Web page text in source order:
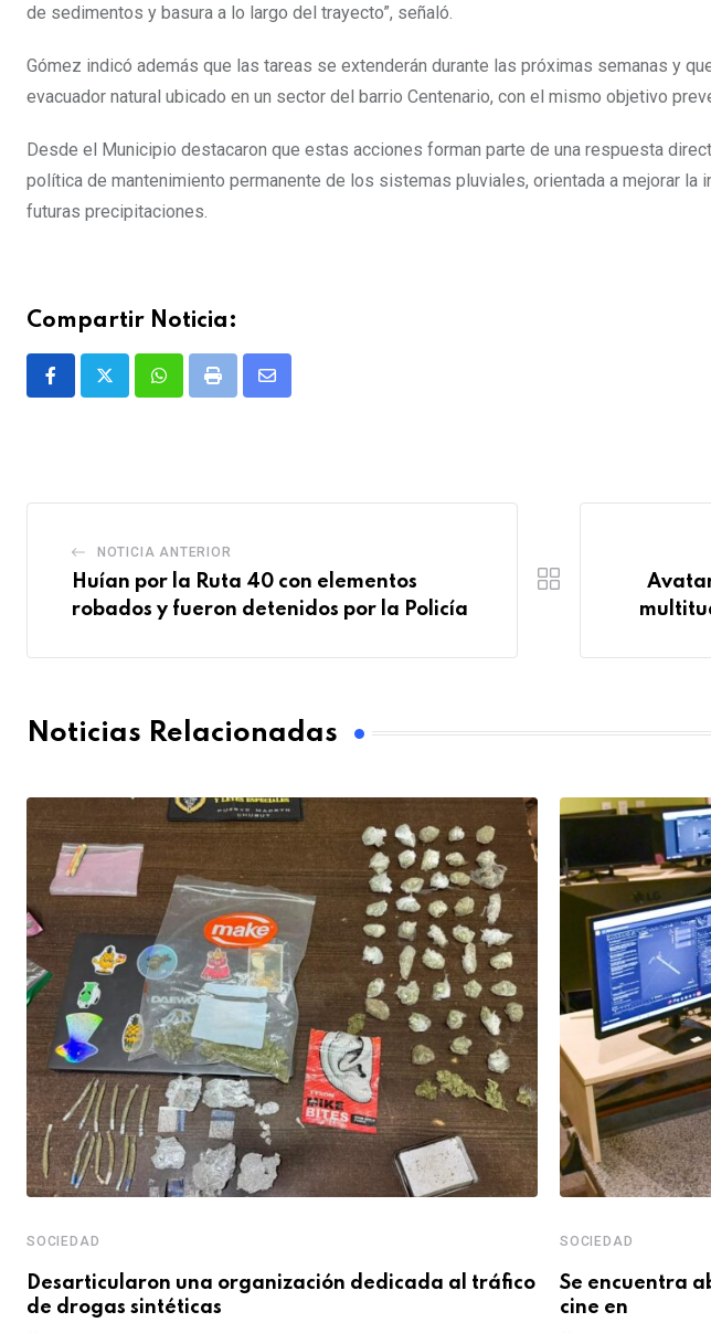
de sedimentos y basura a lo largo del trayecto”, señaló.
Gómez indicó además que las tareas se extenderán durante las próximas semanas y
evacuador natural ubicado en un sector del barrio Centenario, con el mismo objetivo
Desde el Municipio destacaron que estas acciones forman parte de una respuesta
política de mantenimiento permanente de los sistemas pluviales, orientada a mejorar la
futuras precipitaciones.
Compartir Noticia:
WhatsappPrint
Share
NOTICIA ANTERIOR
Huían por la Ruta 40 con elementos
robados y fueron detenidos por la Policía
Noticias Relacionadas
SOCIEDAD
Desarticularon una organización dedicada al tráfico
de drogas sintéticas
SOCIEDAD
Se encuentra
cine en